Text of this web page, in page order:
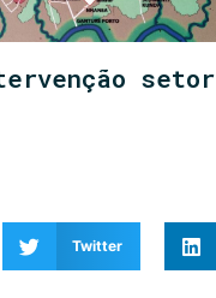
setor
Twitter